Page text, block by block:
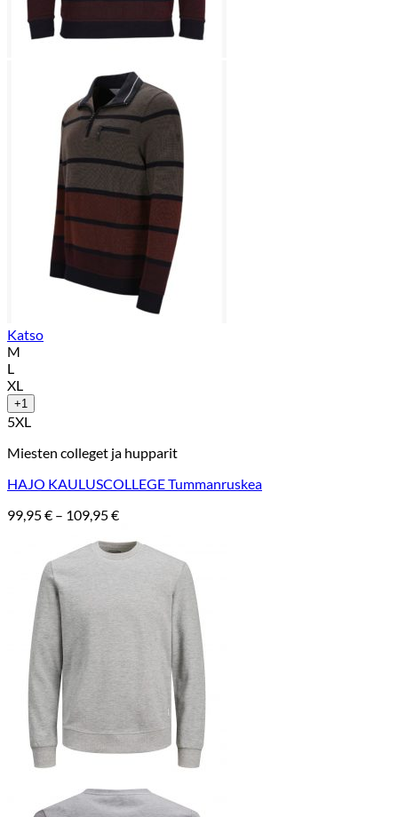
Katso
M
L
XL
+1
5XL
Miesten colleget ja hupparit
HAJO KAULUSCOLLEGE Tummanruskea
99,95€ – 109,95€Hintaluokka:
-
109,95 €